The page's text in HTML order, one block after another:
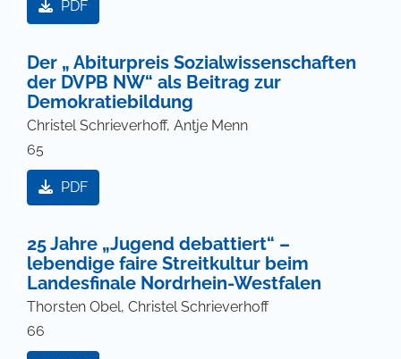
PDF
Der „ Abiturpreis Sozialwissenschaften
der DVPB NW“ als Beitrag zur
Demokratiebildung
Christel Schrieverhoff, Antje Menn
65
PDF
25 Jahre „Jugend debattiert“ –
lebendige faire Streitkultur beim
Landesfinale Nordrhein-Westfalen
Thorsten Obel, Christel Schrieverhoff
66